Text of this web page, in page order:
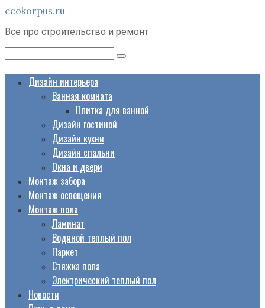
Перейти
контенту
ecokorpus.ru
Все про строительство и ремонт
Дизайн интерьера
Ванная комната
Плитка для ванной
Дизайн гостиной
Дизайн кухни
Дизайн спальни
Окна и двери
Монтаж забора
Монтаж освещения
Монтаж пола
Ламинат
Водяной теплый пол
Паркет
Стяжка пола
Электрический теплый пол
Новости